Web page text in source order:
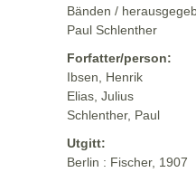
Bänden /
Paul Schlenther
Forfatter/person:
Ibsen, Henrik
Elias, Julius
Schlenther, Paul
Utgitt:
Berlin : Fischer, 1907